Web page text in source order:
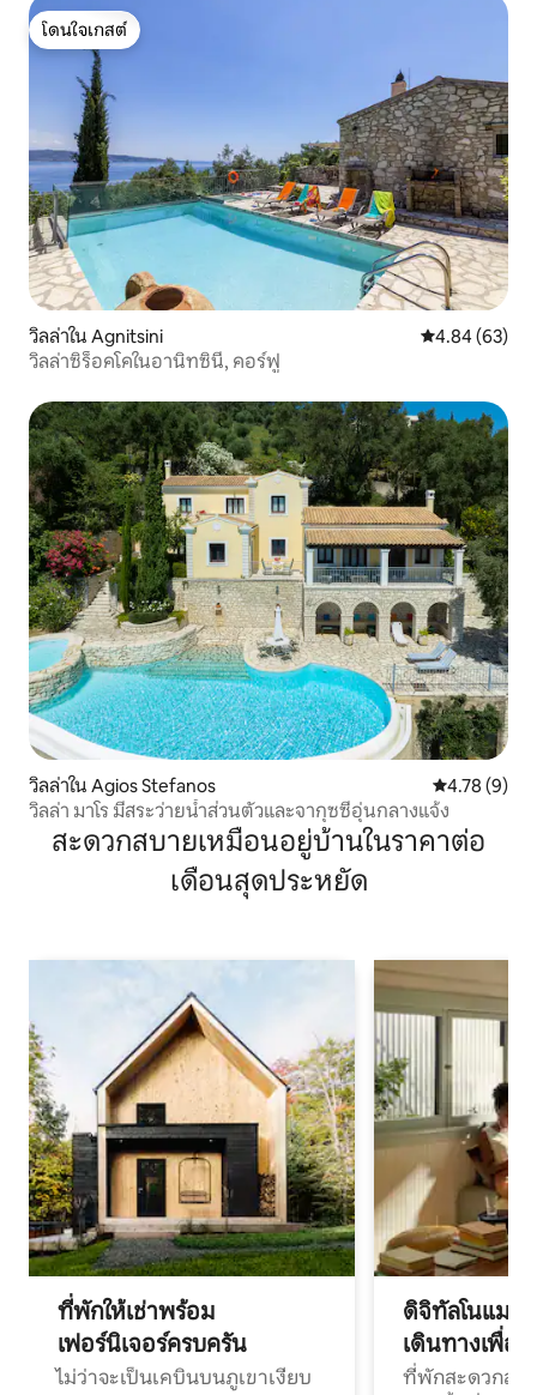
โดนใจเกสต์
โดนใจเกสต์
วิลล่าใน Agnitsini คะแนนเฉลี่ย
4.84 (63)
วิลล่าซิร็อคโคในอานิทซินี, คอร์ฟู
วิลล่าใน Agios Stefanos คะแนนเฉลี่ย
4.78 (9)
วิลล่า มาโร มีสระว่ายน้ำส่วนตัวและจากุซซี่อุ่นกลางแจ้ง
สะดวกสบายเหมือนอยู่บ้านในราคาต่อ
เดือนสุดประหยัด
ที่พักให้เช่าพร้อม
เฟอร์นิเจอร์ครบครัน
ไม่ว่าจะเป็นเคบินบนภูเขาเงียบ
ดิจิทัลโนแมด
เดินทางเพื่อ
ที่พักสะดวกสบ